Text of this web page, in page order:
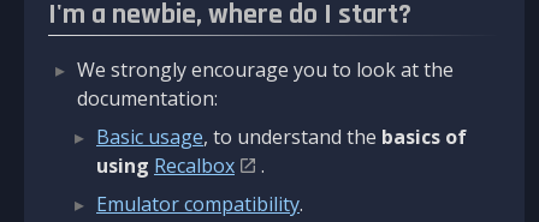
I'm a newbie, where do I start?
We strongly encourage you to look at the
documentation:
Basic usage, to understand the basics of
using Recalbox
.
Emulator compatibility.